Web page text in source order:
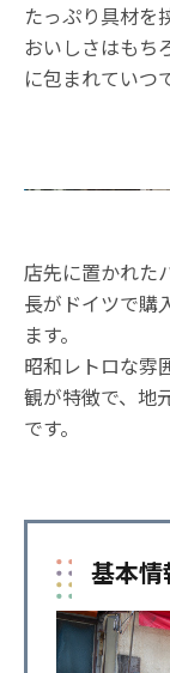
たっぷり具材を
おいしさはもち
に包まれていつ
店先に置かれた
長がドイツで購
ます。
昭和レトロな雰
観が特徴で、地
です。
基本情